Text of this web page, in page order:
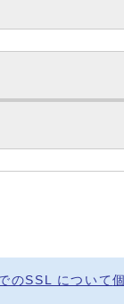
のSSL について